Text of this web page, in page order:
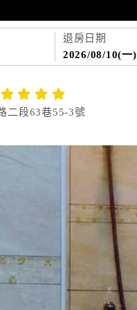
退房日期
2026/08/10(一)
二段63巷55-3號